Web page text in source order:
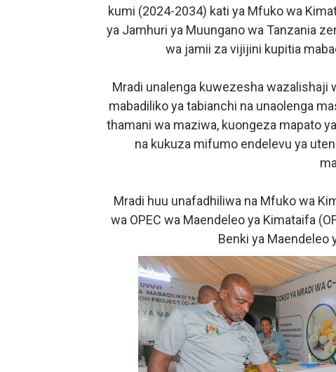
kumi (2024-2034) kati ya Mfuko wa
ya Jamhuri ya Muungano wa Tanzania
wa jamii za vijijini kupitia
Mradi unalenga kuwezesha wazalishaji
mabadiliko ya tabianchi na unaolenga
thamani wa maziwa, kuongeza mapato
na kukuza mifumo endelevu ya
Mradi huu unafadhiliwa na Mfuko wa
wa OPEC wa Maendeleo ya Kimataifa
Benki ya Maendeleo